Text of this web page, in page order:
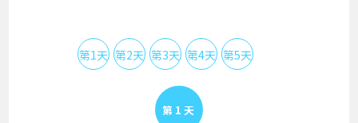
第1天 第2天 第3天 第4天 第5天
Day 1